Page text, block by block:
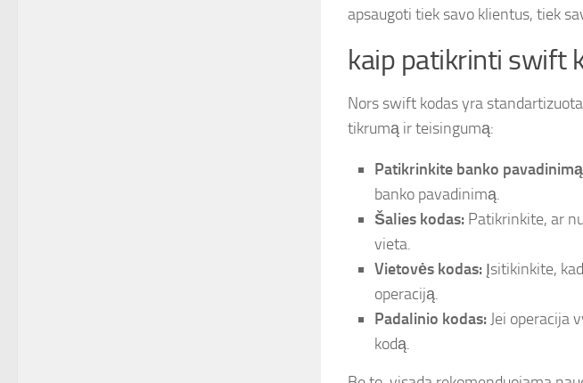
apsaugoti tiek savo klientus, tiek
kaip patikrinti swift
Nors swift kodas yra
tikrumą ir teisingumą:
Patikrinkite banko
banko pavadinimą.
Šalies kodas: Patikrinkite, ar
vieta.
Vietovės kodas: Įsitikinkite,
operaciją.
Padalinio kodas: Jei operacija
kodą.